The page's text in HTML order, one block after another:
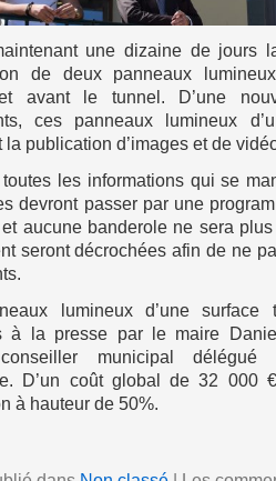
une dizaine de jours
de deux panneaux
avant le tunnel. D’une
ces panneaux lumineux
la publication d’images et de
les informations qui se
devront passer par une
et aucune banderole ne sera
seront décrochées afin de ne
lumineux d’une
à la presse par le maire
municipal délégué
D’un coût global de 32 000
à hauteur de 50%.